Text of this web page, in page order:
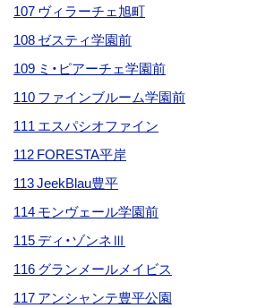
107 ヴィラーチェ旭町
108 ゼスティ学園前
109 ミ・ピアーチェ学園前
110 ファインブルーム学園前
111 エスパシオファイン
112 FORESTA平岸
113 JeekBlau豊平
114 モンヴェール学園前
115 ディ・ゾンネⅢ
116 グランメールメイビス
117 アンシャンテ豊平公園